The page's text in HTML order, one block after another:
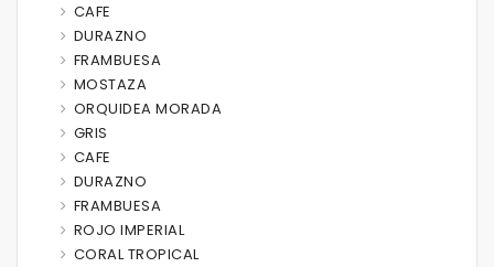
CAFE
DURAZNO
FRAMBUESA
MOSTAZA
ORQUIDEA MORADA
GRIS
CAFE
DURAZNO
FRAMBUESA
ROJO IMPERIAL
CORAL TROPICAL